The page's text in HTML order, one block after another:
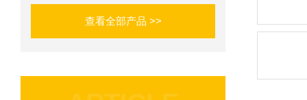
查看全部产品 >>